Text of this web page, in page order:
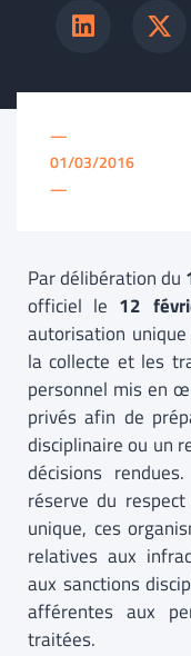
—
01/03/2016
—
Par délibération du
officiel le 12
autorisation
la collecte et les
personnel mis en
privés afin de
disciplinaire ou un
décisions
réserve du
unique, ces
relatives aux
aux sanctions
afférentes aux
traitées.